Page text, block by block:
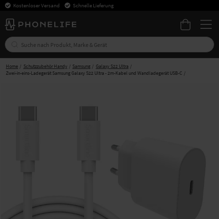
Kostenloser Versand Schnelle Lieferung
Home Schutzzubehör Handy Samsung
Galaxy S22 Ultra
Zwei-in-eins-Ladegerät Samsung Galaxy S22 Ultra - 2m-Kabel und Wandladegerät USB-C